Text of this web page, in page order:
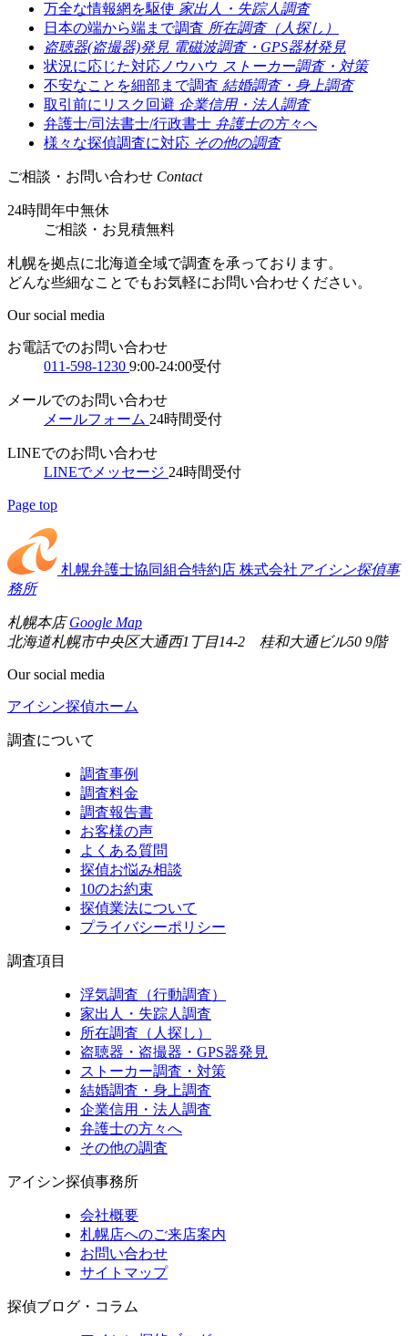
万全な情報網を駆使 家出人・失踪人調査
日本の端から端まで調査 所在調査（人探し）
盗聴器(盗撮器)発見 電磁波調査・GPS器材発見
状況に応じた対応ノウハウ ストーカー調査・対策
不安なことを細部まで調査 結婚調査・身上調査
取引前にリスク回避 企業信用・法人調査
弁護士/司法書士/行政書士 弁護士の方々へ
様々な探偵調査に対応 その他の調査
ご相談・お問い合わせ Contact
24時間年中無休
ご相談 ・ お見積無料
札幌を拠点に北海道全域で調査を承っております。
どんな些細なことでもお気軽にお問い合わせください。
Our social media
お電話でのお問い合わせ
011-598-1230 9:00-24:00受付
メールでのお問い合わせ
メールフォーム 24時間受付
LINEでのお問い合わせ
LINEでメッセージ 24時間受付
Page top
札幌弁護士協同組合特約店 株式会社 アイシン探偵事
務所
札幌本店Google Map
北海道札幌市中央区大通西1丁目14-2 桂和大通ビル50 9階
Our social media
アイシン探偵ホーム
調査について
調査事例
調査料金
調査報告書
お客様の声
よくある質問
探偵お悩み相談
10のお約束
探偵業法について
プライバシーポリシー
調査項目
浮気調査（行動調査）
家出人・失踪人調査
所在調査（人探し）
盗聴器・盗撮器・GPS器発見
ストーカー調査・対策
結婚調査・身上調査
企業信用・法人調査
弁護士の方々へ
その他の調査
アイシン探偵事務所
会社概要
札幌店へのご来店案内
お問い合わせ
サイトマップ
探偵ブログ・コラム